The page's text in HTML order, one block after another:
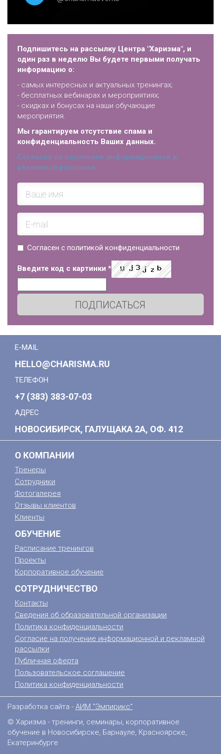
Подпишитесь на рассылку Центра "Харизма", и
один раз в неделю Вы будете первыми получать
информацию о:
- самых интересных и актуальных тренингах;
- бесплатных вебинарах и мероприятиях;
- скидках и бонусах на наши обучающие
мероприятия.
Мы гарантируем отсутствие спама и
конфиденциальность Ваших данных.
Согласие на получение информационной и
рекламной рассылки
Согласен с политикой конфиденциальности
Введите код с картинки *
ПОДПИСАТЬСЯ
E-MAIL
HELLO@CHARISMA.RU
ТЕЛЕФОН
+7 (383) 383-07-03
АДРЕС
НОВОСИБИРСК, ГАЛУЩАКА 2А, ОФ. 412
О КОМПАНИИ
Тренеры
Сотрудники
Фотогалерея
Отзывы клиентов
Клиенты
ОБУЧЕНИЕ
Расписание тренингов
Проекты
Корпоративное обучение
СОТРУДНИЧЕСТВО
Контакты
Сведения об образовательной организации
Политика конфиденциальности
Согласие на получение информационной и рекламной
рассылки
Публичная оферта
Пользовательское соглашение
Политика конфиденциальности
Разработка сайта - АИМ "Эмпирикс"
© Харизма - тренинги, семинары, корпоративное
обучение в Новосибирске, Барнауле, Красноярске,
Екатеринбурге